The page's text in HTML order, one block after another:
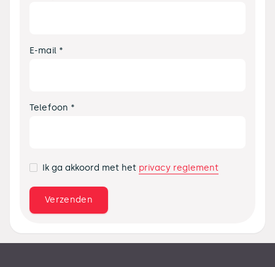
E-mail *
Telefoon *
Ik ga akkoord met het privacy reglement